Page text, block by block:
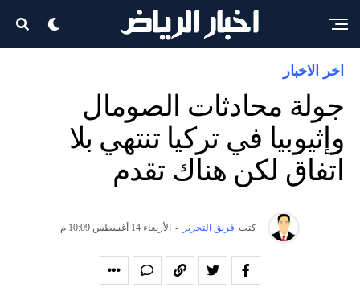
اخر الاخبار
جولة محادثات الصومال
وإثيوبيا في تركيا تنتهي بلا
اتفاق لكن هناك تقدم
كتب فريق التحرير - الأربعاء 14 أغسطس 10:09 م